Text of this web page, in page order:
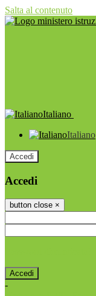
Salta al contenuto
Italiano
Italiano
Accedi
Accedi
button close ×
-